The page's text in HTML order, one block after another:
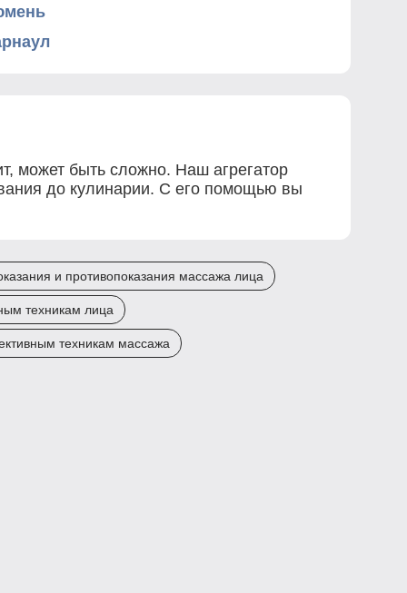
может быть сложно. Наш агрегатор
до кулинарии. С его помощью вы
и противопоказания массажа лица
техникам лица
техникам массажа